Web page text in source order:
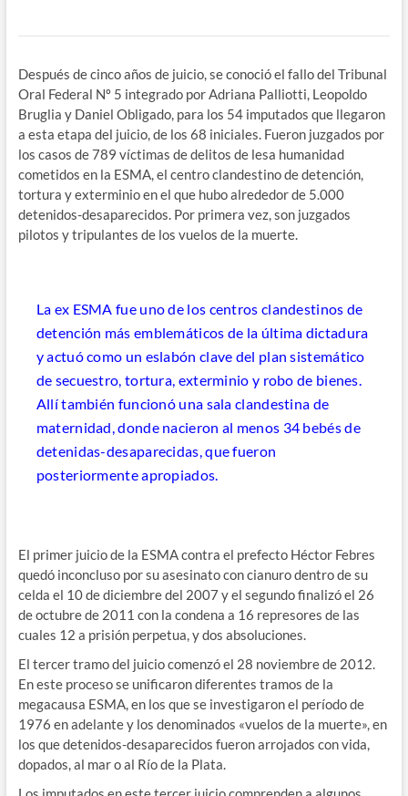
Después de cinco años de juicio, se conoció el fallo del Tribunal
Oral Federal Nº 5 integrado por Adriana Palliotti, Leopoldo
Bruglia y Daniel Obligado, para los 54 imputados que llegaron
a esta etapa del juicio, de los 68 iniciales. Fueron juzgados por
los casos de 789 víctimas de delitos de lesa humanidad
cometidos en la ESMA, el centro clandestino de detención,
tortura y exterminio en el que hubo alrededor de 5.000
detenidos-desaparecidos. Por primera vez, son juzgados
pilotos y tripulantes de los vuelos de la muerte.
La ex ESMA fue uno de los centros clandestinos de
detención más emblemáticos de la última dictadura
y actuó como un eslabón clave del plan sistemático
de secuestro, tortura, exterminio y robo de bienes.
Allí también funcionó una sala clandestina de
maternidad, donde nacieron al menos 34 bebés de
detenidas-desaparecidas, que fueron
posteriormente apropiados.
El primer juicio de la ESMA contra el prefecto Héctor Febres
quedó inconcluso por su asesinato con cianuro dentro de su
celda el 10 de diciembre del 2007 y el segundo finalizó el 26
de octubre de 2011 con la condena a 16 represores de las
cuales 12 a prisión perpetua, y dos absoluciones.
El tercer tramo del juicio comenzó el 28 noviembre de 2012.
En este proceso se unificaron diferentes tramos de la
megacausa ESMA, en los que se investigaron el período de
1976 en adelante y los denominados «vuelos de la muerte», en
los que detenidos-desaparecidos fueron arrojados con vida,
dopados, al mar o al Río de la Plata.